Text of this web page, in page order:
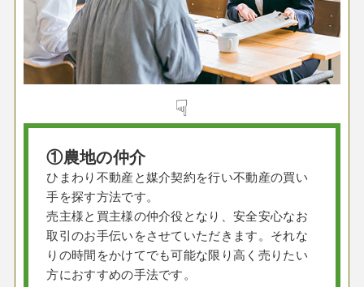
☟
①農地の仲介
ひまわり不動産と媒介契約を行い不動産の買い
手を探す方法です。
売主様と買主様の仲介役となり、安全安心なお
取引のお手伝いをさせていただきます。それな
りの時間をかけてでも可能な限り高く売りたい
方におすすめの手法です。